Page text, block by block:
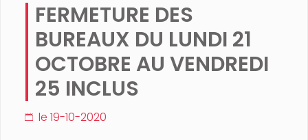
FERMETURE DES
BUREAUX DU LUNDI 21
OCTOBRE AU VENDREDI
25 INCLUS
le 19-10-2020